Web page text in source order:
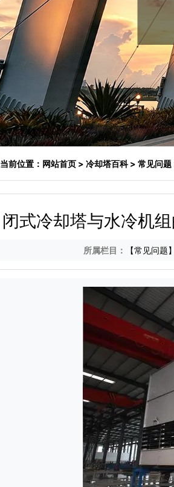
当前位置： 网站首页 > 冷却塔百科> 常见问题
闭式冷却塔与水冷机
所属栏目： 【常见问题】